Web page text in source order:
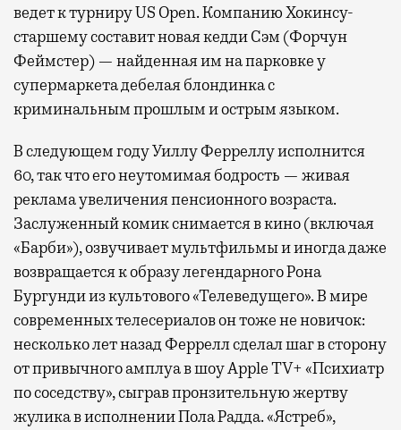
ведет к турниру US Open. Компанию Хокинсу-
старшему составит новая кедди Сэм (Форчун
Феймстер) — найденная им на парковке у
супермаркета дебелая блондинка с
криминальным прошлым и острым языком.
В следующем году Уиллу Ферреллу исполнится
60, так что его неутомимая бодрость — живая
реклама увеличения пенсионного возраста.
Заслуженный комик снимается в кино (включая
«Барби»), озвучивает мультфильмы и иногда даже
возвращается к образу легендарного Рона
Бургунди из культового «Телеведущего». В мире
современных телесериалов он тоже не новичок:
несколько лет назад Феррелл сделал шаг в сторону
от привычного амплуа в шоу Apple TV+ «Психиатр
по соседству», сыграв пронзительную жертву
жулика в исполнении Пола Радда. «Ястреб»,